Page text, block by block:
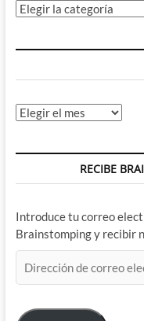
Categorías
Archivos
RECIBE
Introduce tu correo
Brainstomping y recibir
de
electrónico